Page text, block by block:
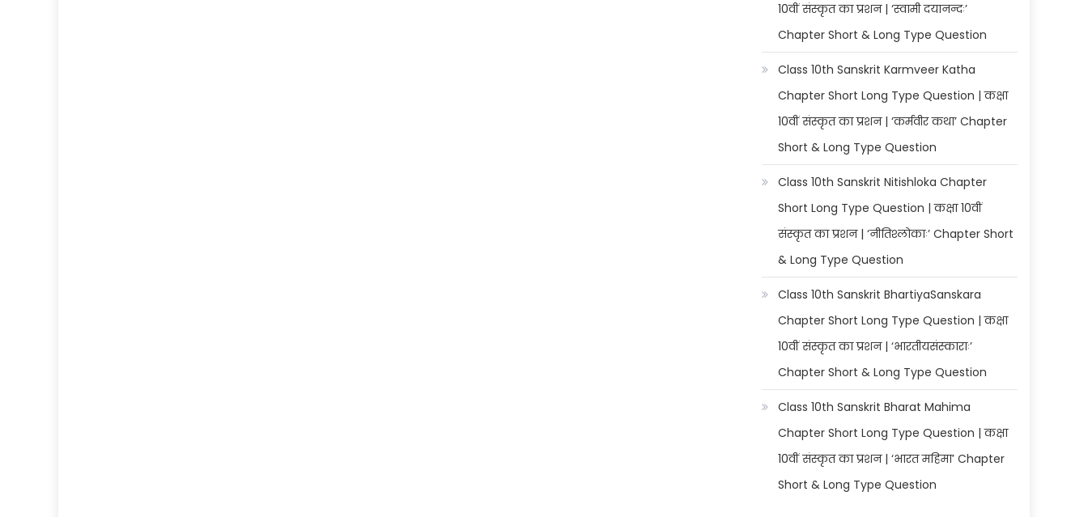
10वीं संस्कृत का प्रशन | ‘स्वामी दयानन्दः’
Chapter Short & Long Type Question
Class 10th Sanskrit Karmveer Katha
Chapter Short Long Type Question | कक्षा
10वीं संस्कृत का प्रशन | ‘कर्मवीर कथा’ Chapter
Short & Long Type Question
Class 10th Sanskrit Nitishloka Chapter
Short Long Type Question | कक्षा 10वीं
संस्कृत का प्रशन | ‘नीतिश्लोकाः’ Chapter Short
& Long Type Question
Class 10th Sanskrit BhartiyaSanskara
Chapter Short Long Type Question | कक्षा
10वीं संस्कृत का प्रशन | ‘भारतीयसंस्काराः’
Chapter Short & Long Type Question
Class 10th Sanskrit Bharat Mahima
Chapter Short Long Type Question | कक्षा
10वीं संस्कृत का प्रशन | ‘भारत महिमा’ Chapter
Short & Long Type Question